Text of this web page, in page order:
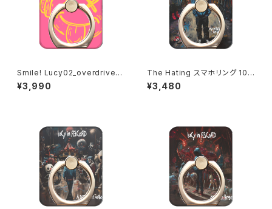
Smile! Lucy02_overdrive_P
ink spider スマホリング 1020
-241126045
¥3,990
The Hating スマホリング 102
0-241126057
¥3,480